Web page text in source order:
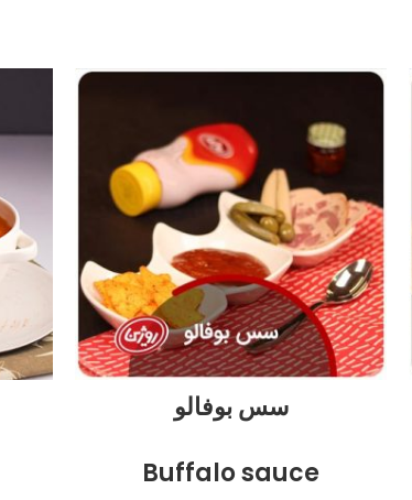
سس بوفالو
Buffalo sauce